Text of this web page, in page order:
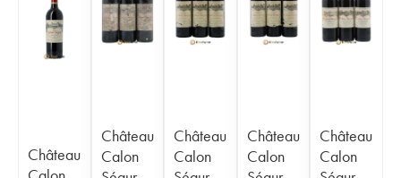
Château
Château
Calon
Château
Calon
Château
Calon
Château
Calon